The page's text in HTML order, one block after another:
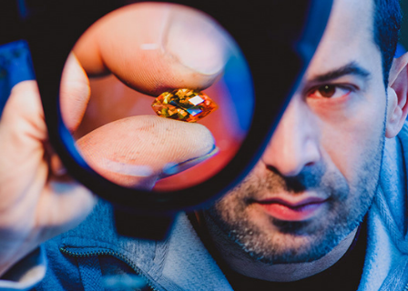
Изработка на бижута